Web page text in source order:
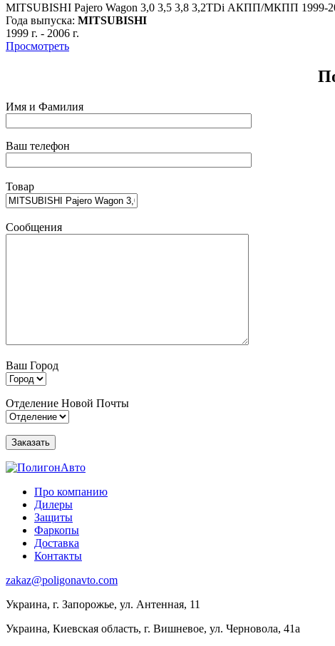
MITSUBISHI Pajero Wagon 3,0 3,5 3,8 3,2TDi АКПП/МКПП 1999-
Года выпуска: MITSUBISHI
1999 г. - 2006 г.
Просмотреть
Имя и Фамилия
Ваш телефон
Товар
Сообщения
Ваш Город
Отделение Новой Почты
Про компанию
Дилеры
Защиты
Фаркопы
Доставка
Контакты
zakaz@poligonavto.com
Украина, г. Запорожье, ул. Антенная, 11
Украина, Киевская область, г. Вишневое, ул. Черновола, 41а